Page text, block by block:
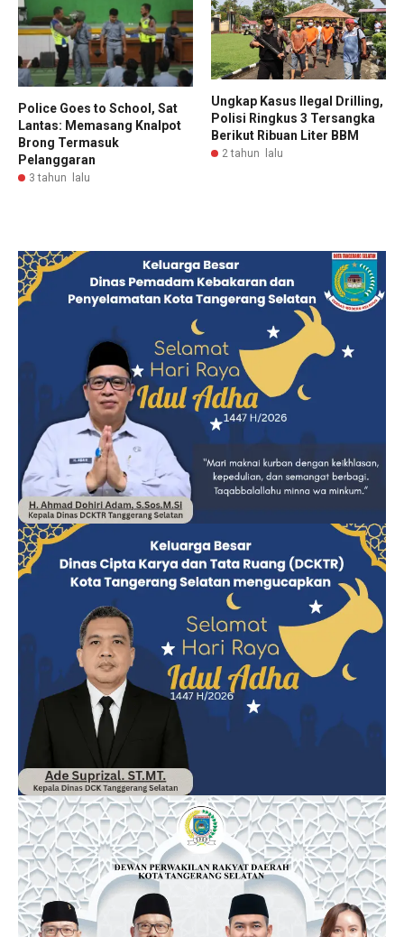
Police Goes to School, Sat
Lantas: Memasang Knalpot
Brong Termasuk
Pelanggaran
3 tahun lalu
Ungkap Kasus Ilegal Drilling,
Polisi Ringkus 3 Tersangka
Berikut Ribuan Liter BBM
2 tahun lalu